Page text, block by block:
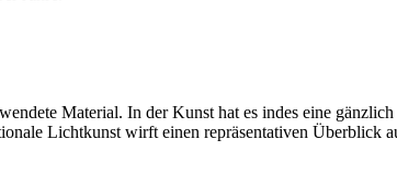
Material. In der Kunst hat es indes eine
Lichtkunst wirft einen repräsentativen Überblick